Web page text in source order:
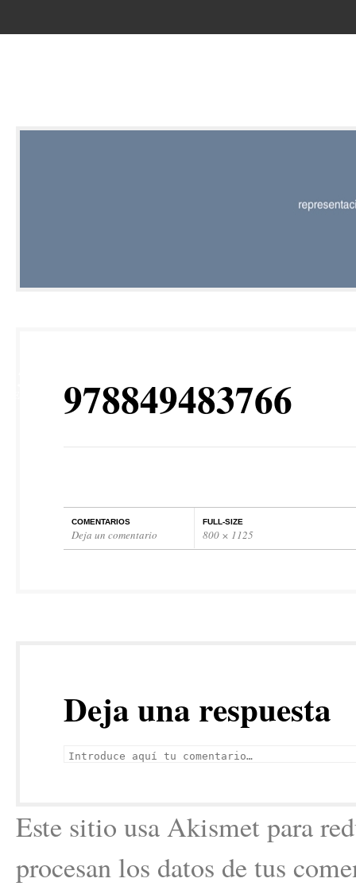
978849483766
COMENTARIOS
Deja un comentario
FULL-SIZE
800 × 1125
Deja una respuesta
Este sitio usa Akismet para
procesan los datos de tus